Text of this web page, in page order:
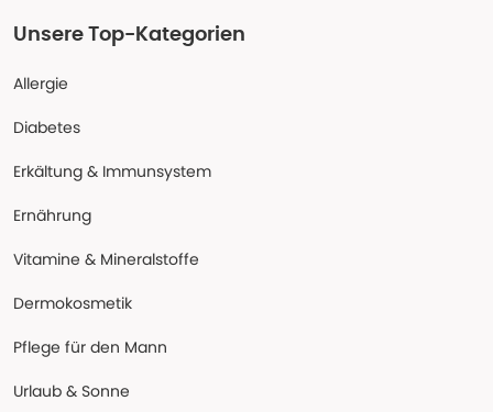
Unsere Top-Kategorien
Allergie
Diabetes
Erkältung & Immunsystem
Ernährung
Vitamine & Mineralstoffe
Dermokosmetik
Pflege für den Mann
Urlaub & Sonne